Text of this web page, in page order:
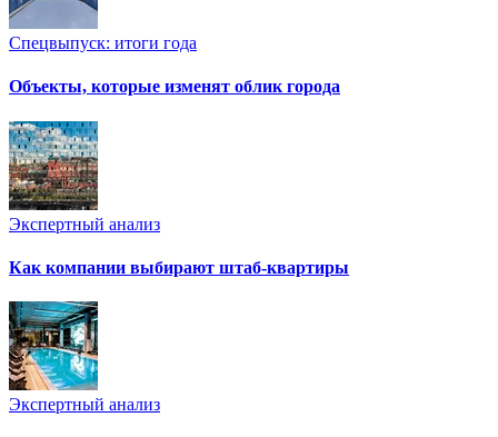
Спецвыпуск: итоги года
Объекты, которые изменят облик города
Экспертный анализ
Как компании выбирают штаб-квартиры
Экспертный анализ